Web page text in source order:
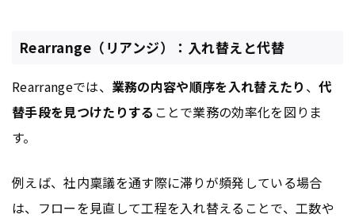
Rearrange（リアンジ）：入れ替えと代替
Rearrangeでは、 業務の内容や順序を入れ替えたり 、 代
替手段を見つけたりする ことで業務の効率化を図りま
す。
例えば、社内稟議を通す際に滞りが頻発している場合
は、フローを見直して工程を入れ替えることで、工数や